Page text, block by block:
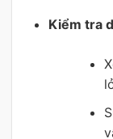
Kiểm tra